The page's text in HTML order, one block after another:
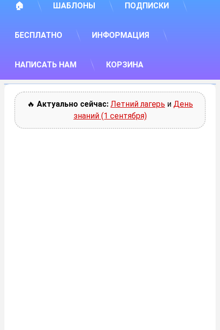
🏠 ШАБЛОНЫ ПОДПИСКИ
БЕСПЛАТНО ИНФОРМАЦИЯ
НАПИСАТЬ НАМ КОРЗИНА
🔥 Актуально сейчас: Летний лагерь и День
знаний (1 сентября)